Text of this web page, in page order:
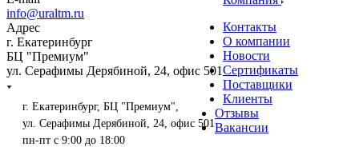
info@uraltm.ru
Адрес
г. Екатеринбург
БЦ "Премиум"
ул. Серафимы Дерябиной, 24, офис 501
г. Екатеринбург, БЦ "Премиум",
ул. Серафимы Дерябиной, 24, офис 501
пн-пт с 9:00 до 18:00
Контакты
О компании
Новости
Сертификаты
Поставщики
Клиенты
Отзывы
Вакансии